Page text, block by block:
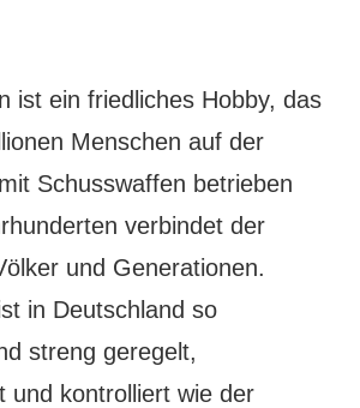
ist ein friedliches Hobby, das
Menschen auf der
Schusswaffen betrieben
verbindet der
und Generationen.
in Deutschland so
streng geregelt,
und kontrolliert wie der